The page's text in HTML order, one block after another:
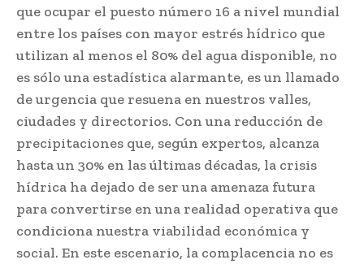
que ocupar el puesto número 16 a nivel mundial
entre los países con mayor estrés hídrico que
utilizan al menos el 80% del agua disponible, no
es sólo una estadística alarmante, es un llamado
de urgencia que resuena en nuestros valles,
ciudades y directorios. Con una reducción de
precipitaciones que, según expertos, alcanza
hasta un 30% en las últimas décadas, la crisis
hídrica ha dejado de ser una amenaza futura
para convertirse en una realidad operativa que
condiciona nuestra viabilidad económica y
social. En este escenario, la complacencia no es